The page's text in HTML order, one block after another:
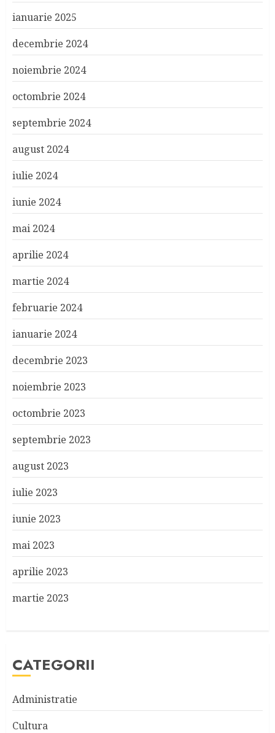
ianuarie 2025
decembrie 2024
noiembrie 2024
octombrie 2024
septembrie 2024
august 2024
iulie 2024
iunie 2024
mai 2024
aprilie 2024
martie 2024
februarie 2024
ianuarie 2024
decembrie 2023
noiembrie 2023
octombrie 2023
septembrie 2023
august 2023
iulie 2023
iunie 2023
mai 2023
aprilie 2023
martie 2023
CATEGORII
Administratie
Cultura